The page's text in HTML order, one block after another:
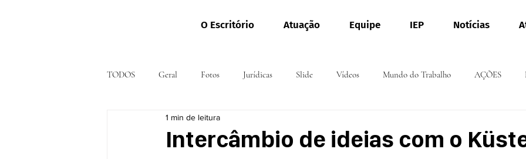
O Escritório Atuação Equipe IEP Notícias
TODOS Geral Fotos Jurídicas Slide Vídeos Mundo do Trabalho AÇÕES
Intercâmbio de ideias com o
1 min de leitura